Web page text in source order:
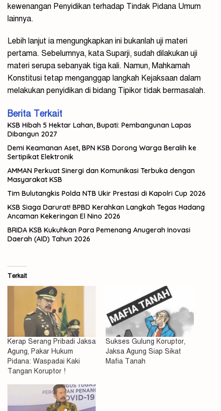
kewenangan Penyidikan terhadap Tindak Pidana Umum
lainnya.
Lebih lanjut ia mengungkapkan ini bukanlah uji materi
pertama. Sebelumnya, kata Suparji, sudah dilakukan uji
materi serupa sebanyak tiga kali. Namun, Mahkamah
Konstitusi tetap menganggap langkah Kejaksaan dalam
melakukan penyidikan di bidang Tipikor tidak bermasalah.
Berita Terkait
KSB Hibah 5 Hektar Lahan, Bupati: Pembangunan Lapas
Dibangun 2027
Demi Keamanan Aset, BPN KSB Dorong Warga Beralih ke
Sertipikat Elektronik
AMMAN Perkuat Sinergi dan Komunikasi Terbuka dengan
Masyarakat KSB
Tim Bulutangkis Polda NTB Ukir Prestasi di Kapolri Cup 2026
KSB Siaga Darurat! BPBD Kerahkan Langkah Tegas Hadang
Ancaman Kekeringan El Nino 2026
BRIDA KSB Kukuhkan Para Pemenang Anugerah Inovasi
Daerah (AID) Tahun 2026
Terkait
Kerap Serang Pribadi Jaksa
Agung, Pakar Hukum
Pidana: Waspadai Kaki
Tangan Koruptor !
Sukses Gulung Koruptor,
Jaksa Agung Siap Sikat
Mafia Tanah